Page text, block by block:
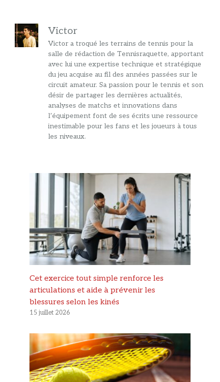
Victor
Victor a troqué les terrains de tennis pour la
salle de rédaction de Tennisraquette, apportant
avec lui une expertise technique et stratégique
du jeu acquise au fil des années passées sur le
circuit amateur. Sa passion pour le tennis et son
désir de partager les dernières actualités,
analyses de matchs et innovations dans
l’équipement font de ses écrits une ressource
inestimable pour les fans et les joueurs à tous
les niveaux.
Cet exercice tout simple renforce les
articulations et aide à prévenir les
blessures selon les kinés
15 juillet 2026